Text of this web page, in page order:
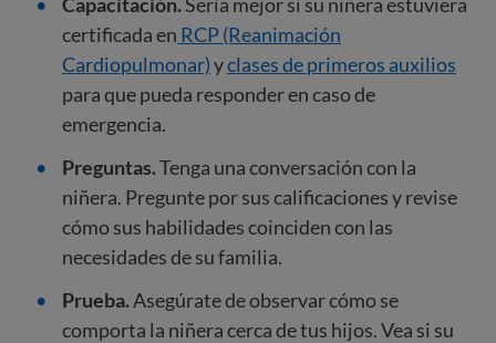
certificada en RCP (Reanimación
Cardiopulmonar)yclases de primeros auxilios
para que pueda responder en caso de
emergencia.
Preguntas.Tenga una conversación con la
niñera. Pregunte por sus calificaciones y revise
cómo sus habilidades coinciden con las
necesidades de su familia.
Prueba.Asegúrate de observar cómo se
comporta la niñera cerca de tus hijos. Vea si su